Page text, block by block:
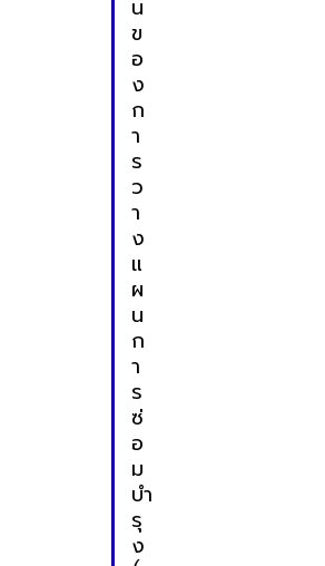
น
ข
อ
ง
ก
า
ร
ว
า
ง
แ
ผ
น
ก
า
ร
ซ่
อ
ม
บำ
รุ
ง